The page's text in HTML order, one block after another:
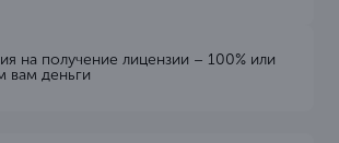
на получение лицензии – 100% или
вам деньги